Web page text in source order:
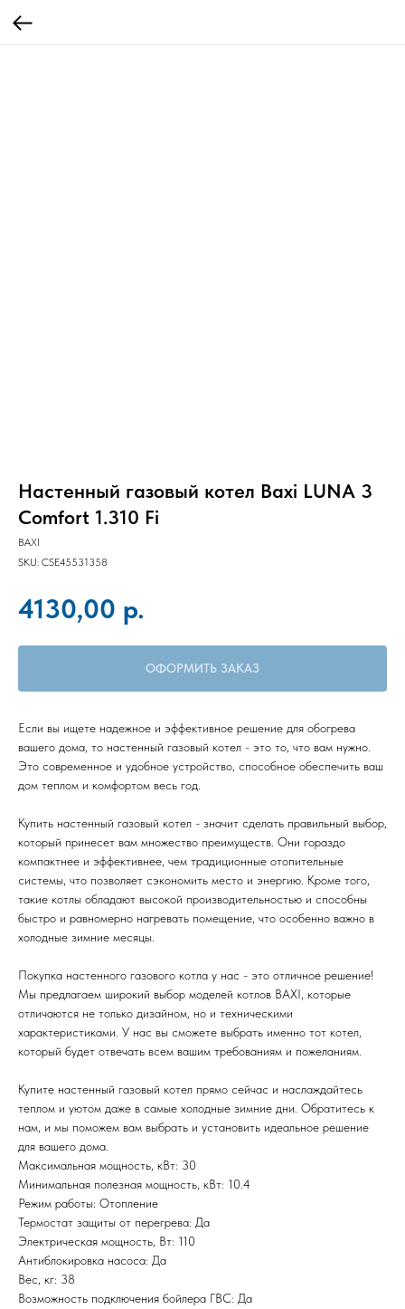
Настенный газовый котел Baxi LUNA 3
Comfort 1.310 Fi
BAXI
SKU: CSE45531358
4130,00 р.
ОФОРМИТЬ ЗАКАЗ
Если вы ищете надежное и эффективное решение для обогрева
вашего дома, то настенный газовый котел - это то, что вам нужно.
Это современное и удобное устройство, способное обеспечить ваш
дом теплом и комфортом весь год.
Купить настенный газовый котел - значит сделать правильный выбор,
который принесет вам множество преимуществ. Они гораздо
компактнее и эффективнее, чем традиционные отопительные
системы, что позволяет сэкономить место и энергию. Кроме того,
такие котлы обладают высокой производительностью и способны
быстро и равномерно нагревать помещение, что особенно важно в
холодные зимние месяцы.
Покупка настенного газового котла у нас - это отличное решение!
Мы предлагаем широкий выбор моделей котлов BAXI, которые
отличаются не только дизайном, но и техническими
характеристиками. У нас вы сможете выбрать именно тот котел,
который будет отвечать всем вашим требованиям и пожеланиям.
Купите настенный газовый котел прямо сейчас и наслаждайтесь
теплом и уютом даже в самые холодные зимние дни. Обратитесь к
нам, и мы поможем вам выбрать и установить идеальное решение
для вашего дома.
Максимальная мощность, кВт: 30
Минимальная полезная мощность, кВт: 10.4
Режим работы: Отопление
Термостат защиты от перегрева: Да
Электрическая мощность, Вт: 110
Антиблокировка насоса: Да
Вес, кг: 38
Возможность подключения бойлера ГВС: Да